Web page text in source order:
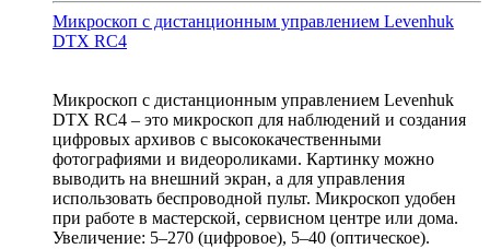
Микроскоп с дистанционным управлением Levenhuk
DTX RC4
Микроскоп с дистанционным управлением Levenhuk
DTX RC4 – это микроскоп для наблюдений и создания
цифровых архивов с высококачественными
фотографиями и видеороликами. Картинку можно
выводить на внешний экран, а для управления
использовать беспроводной пульт. Микроскоп удобен
при работе в мастерской, сервисном центре или дома.
Увеличение: 5–270 (цифровое), 5–40 (оптическое).